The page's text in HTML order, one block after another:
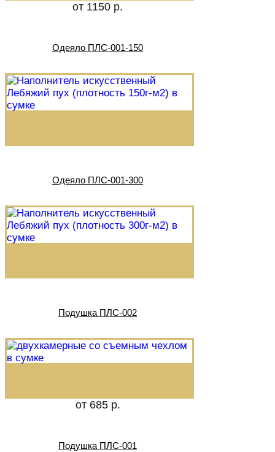
от 1150 р.
Одеяло ПЛС-001-150
Одеяло ПЛС-001-300
Подушка ПЛС-002
от 685 р.
Подушка ПЛС-001